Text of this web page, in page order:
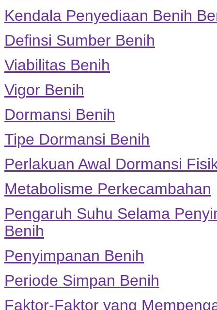
Kendala Penyediaan Benih
Definsi Sumber Benih
Viabilitas Benih
Vigor Benih
Dormansi Benih
Tipe Dormansi Benih
Perlakuan Awal Dormansi
Metabolisme Perkecambahan
Pengaruh Suhu Selama
Benih
Penyimpanan Benih
Periode Simpan Benih
Faktor-Faktor yang